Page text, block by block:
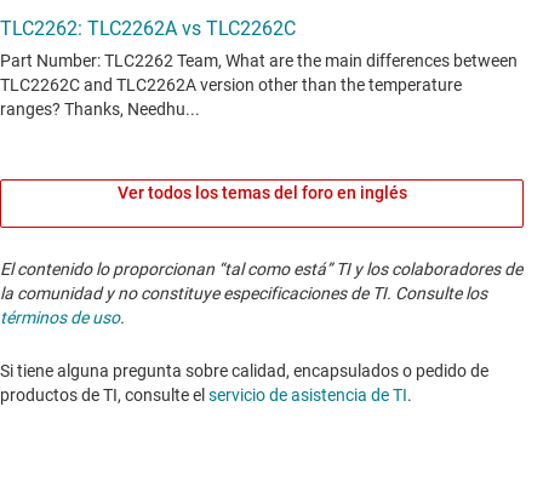
Ver todos los temas del foro en inglés
El contenido lo proporcionan “tal como está” TI y los colaboradores de
la comunidad y no constituye especificaciones de TI. Consulte los
términos de uso.
Si tiene alguna pregunta sobre calidad, encapsulados o pedido de
productos de TI, consulte el servicio de asistencia de TI. ​​​​​​​​​​​​​​